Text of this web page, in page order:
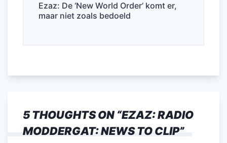
Ezaz: De ‘New World Order’ komt er,
maar niet zoals bedoeld
5 THOUGHTS ON “EZAZ: RADIO
MODDERGAT: NEWS TO CLIP”